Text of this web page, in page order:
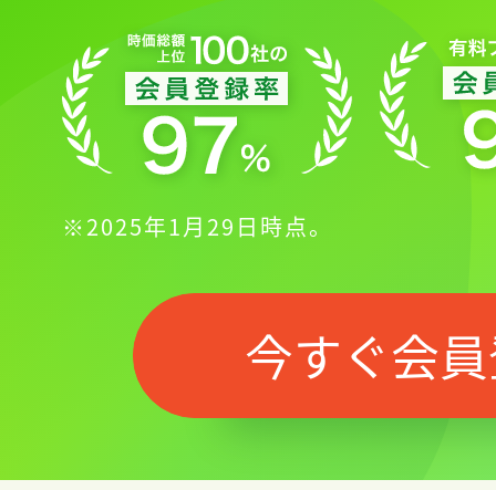
※2025年1月29日時点。
今すぐ会